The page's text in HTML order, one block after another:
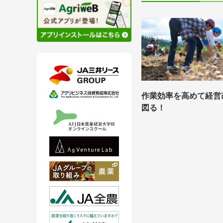
作業効率を高めて経営
図る！